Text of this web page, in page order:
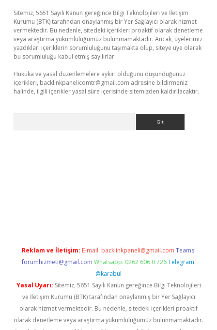
Sitemiz, 5651 Sayılı Kanun gereğince Bilgi Teknolojileri ve İletişim
Kurumu (BTK) tarafından onaylanmış bir Yer Sağlayıcı olarak hizmet
vermektedir. Bu nedenle, sitedeki içerikleri proaktif olarak denetleme
veya araştırma yükümlülüğümüz bulunmamaktadır. Ancak, üyelerimiz
yazdıkları içeriklerin sorumluluğunu taşımakta olup, siteye üye olarak
bu sorumluluğu kabul etmiş sayılırlar.
Hukuka ve yasal düzenlemelere aykırı olduğunu düşündüğünüz
içerikleri, backlinkpanelicomtr@gmail.com adresine bildirmeniz
halinde, ilgili içerikler yasal süre içerisinde sitemizden kaldırılacaktır.
Reklam ve İletişim: E-mail: backlinkpaneli@gmail.com Teams:
forumhizmeti@gmail.com Whatsapp: 0262 606 0 726 Telegram:
@karabul
Yasal Uyarı: Sitemiz, 5651 Sayılı Kanun gereğince Bilgi Teknolojileri
ve İletişim Kurumu (BTK) tarafından onaylanmış bir Yer Sağlayıcı
olarak hizmet vermektedir. Bu nedenle, sitedeki içerikleri proaktif
olarak denetleme veya araştırma yükümlülüğümüz bulunmamaktadır.